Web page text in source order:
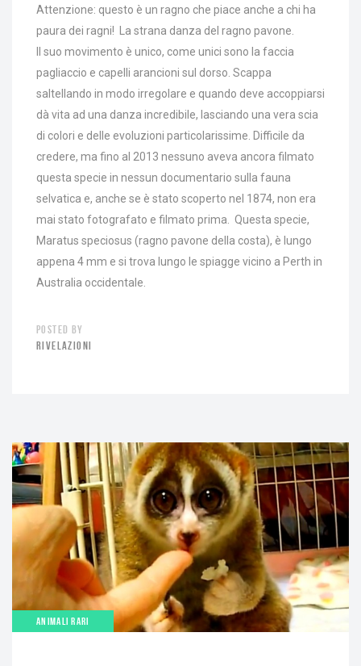
Attenzione: questo è un ragno che piace anche a chi ha
paura dei ragni! La strana danza del ragno pavone.
Il suo movimento è unico, come unici sono la faccia
pagliaccio e capelli arancioni sul dorso. Scappa
saltellando in modo irregolare e quando deve accoppiarsi
dà vita ad una danza incredibile, lasciando una vera scia
di colori e delle evoluzioni particolarissime. Difficile da
credere, ma fino al 2013 nessuno aveva ancora filmato
questa specie in nessun documentario sulla fauna
selvatica e, anche se è stato scoperto nel 1874, non era
mai stato fotografato e filmato prima. Questa specie,
Maratus speciosus (ragno pavone della costa), è lungo
appena 4 mm e si trova lungo le spiagge vicino a Perth in
Australia occidentale.
POSTED BY
RIVELAZIONI
ANIMALI RARI